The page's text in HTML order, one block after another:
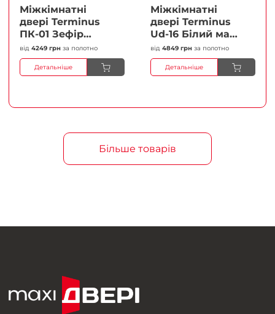
Міжкімнатні
двері Terminus
ПК-01 Зефір
Глухі Плівка
від 4249 грн за полотно
Детальніше
Міжкімнатні
двері Terminus
Ud-16 Білий мат
(Термінус) Сатин
білий Плівка
від 4849 грн за полотно
Детальніше
Більше товарів